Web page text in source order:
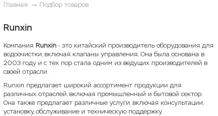
Главная Подбор товаров
Runxin
Компания Runxin - это китайский производитель оборудования для
водоочистки, включая клапаны управления. Она была основана в
2003 году и с тех пор стала одним из ведущих производителей в
своей отрасли.
Runxin предлагает широкий ассортимент продукции для
различных отраслей, включая промышленный и бытовой сектор.
Она также предлагает различные услуги, включая консультации,
установку, обслуживание и техническую поддержку.